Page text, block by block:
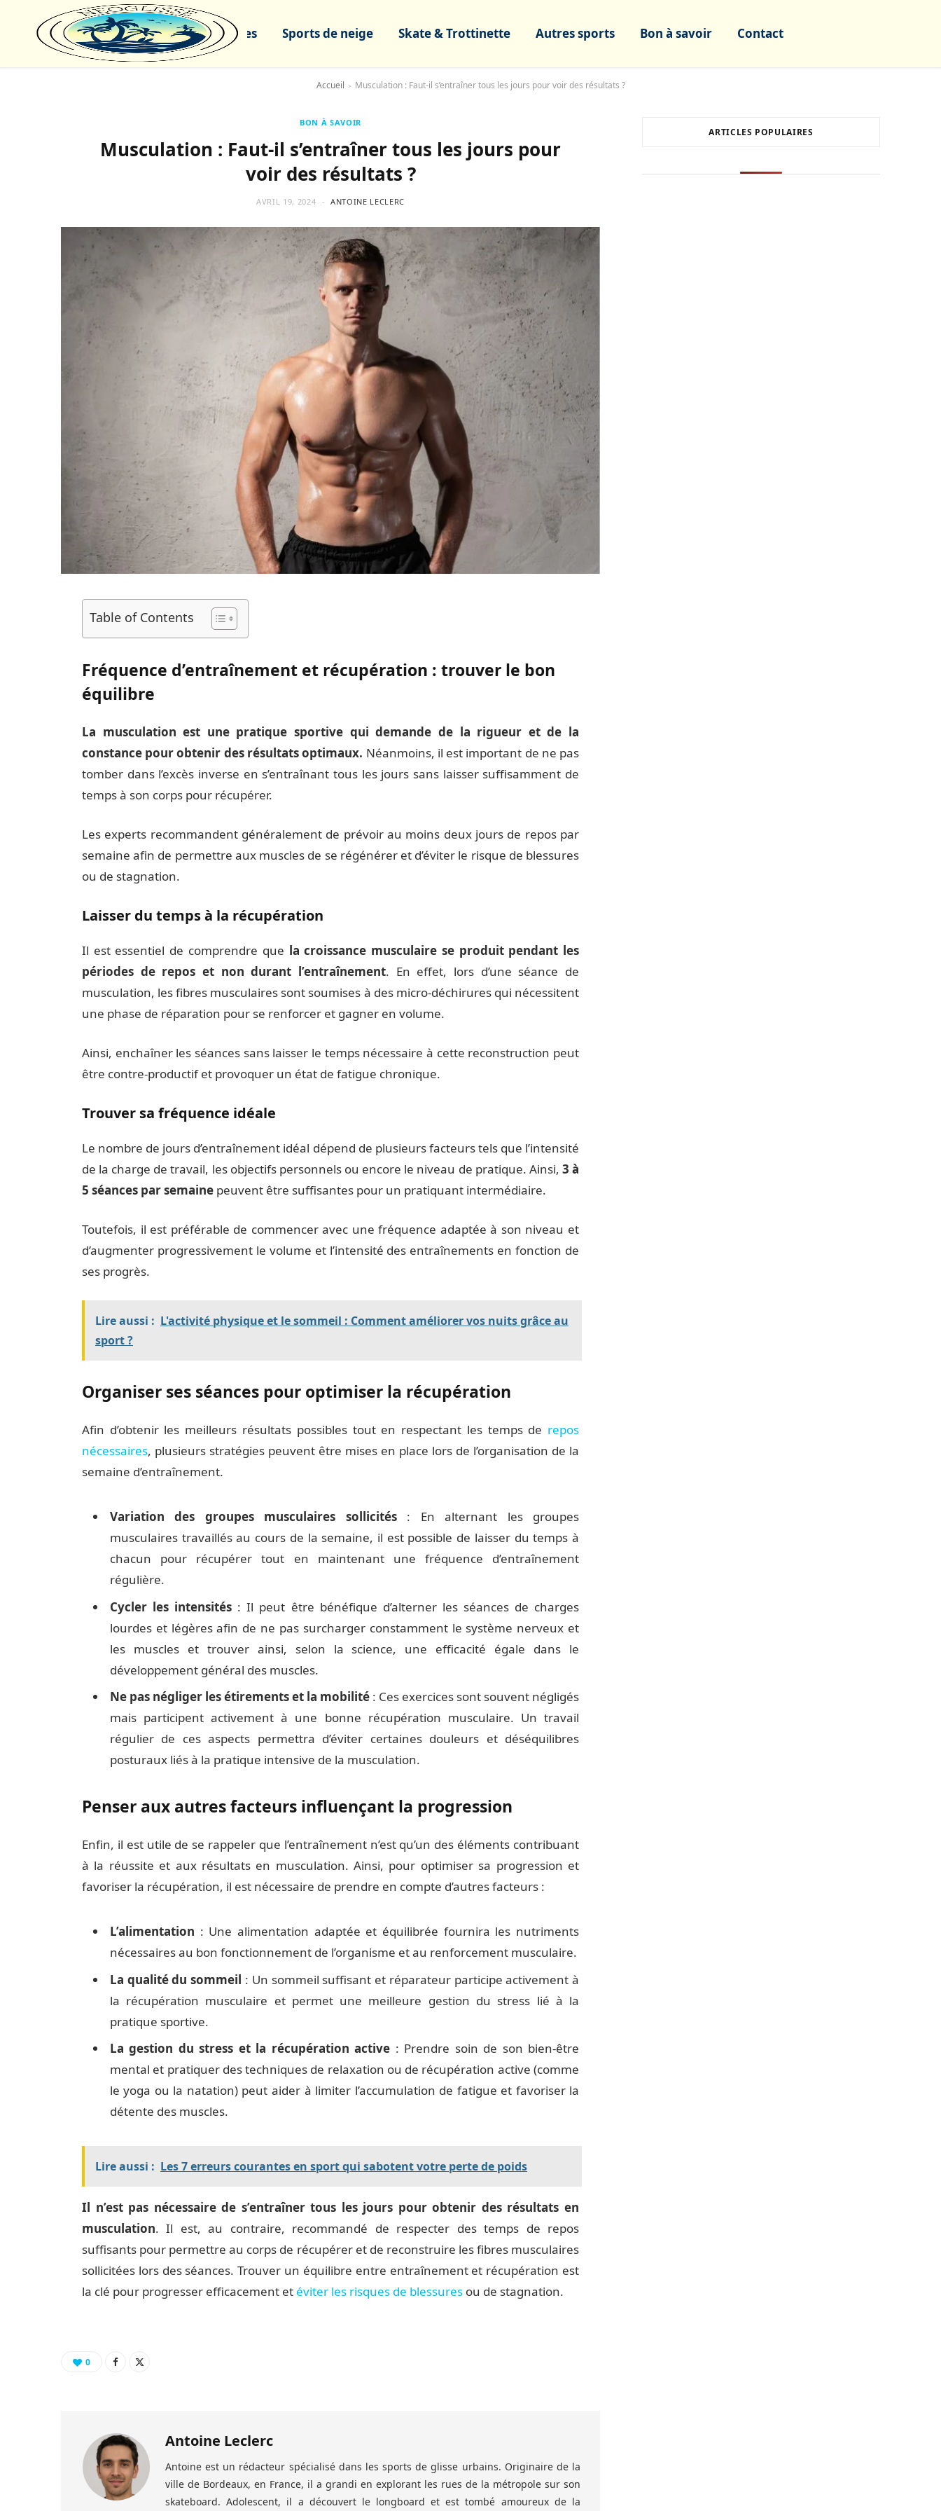
Sports nautiques Sports de neige Skate & Trottinette Autres sports Bon à savoir Contact
Accueil > Musculation : Faut-il s’entraîner tous les jours pour voir des résultats ?
BON À SAVOIR
Musculation : Faut-il s’entraîner tous les jours pour
voir des résultats ?
AVRIL 19, 2024 ANTOINE LECLERC
Table of Contents
Fréquence d’entraînement et récupération : trouver le bon
équilibre
La musculation est une pratique sportive qui demande de la rigueur et de la
constance pour obtenir des résultats optimaux. Néanmoins, il est important de ne pas
tomber dans l’excès inverse en s’entraînant tous les jours sans laisser suffisamment de
temps à son corps pour récupérer.
Les experts recommandent généralement de prévoir au moins deux jours de repos par
semaine afin de permettre aux muscles de se régénérer et d’éviter le risque de blessures
ou de stagnation.
Laisser du temps à la récupération
Il est essentiel de comprendre que la croissance musculaire se produit pendant les
périodes de repos et non durant l’entraînement. En effet, lors d’une séance de
musculation, les fibres musculaires sont soumises à des micro-déchirures qui nécessitent
une phase de réparation pour se renforcer et gagner en volume.
Ainsi, enchaîner les séances sans laisser le temps nécessaire à cette reconstruction peut
être contre-productif et provoquer un état de fatigue chronique.
Trouver sa fréquence idéale
Le nombre de jours d’entraînement idéal dépend de plusieurs facteurs tels que l’intensité
de la charge de travail, les objectifs personnels ou encore le niveau de pratique. Ainsi, 3 à
5 séances par semainepeuvent être suffisantes pour un pratiquant intermédiaire.
Toutefois, il est préférable de commencer avec une fréquence adaptée à son niveau et
d’augmenter progressivement le volume et l’intensité des entraînements en fonction de
ses progrès.
Lire aussi : L'activité physique et le sommeil : Comment améliorer vos nuits grâce au
sport ?
Organiser ses séances pour optimiser la récupération
Afin d’obtenir les meilleurs résultats possibles tout en respectant les temps de repos
nécessaires, plusieurs stratégies peuvent être mises en place lors de l’organisation de la
semaine d’entraînement.
Variation des groupes musculaires sollicités: En alternant les groupes
musculaires travaillés au cours de la semaine, il est possible de laisser du temps à
chacun pour récupérer tout en maintenant une fréquence d’entraînement
régulière.
Cycler les intensités : Il peut être bénéfique d’alterner les séances de charges
lourdes et légères afin de ne pas surcharger constamment le système nerveux et
les muscles et trouver ainsi, selon la science, une efficacité égale dans le
développement général des muscles.
Ne pas négliger les étirements et la mobilité : Ces exercices sont souvent négligés
mais participent activement à une bonne récupération musculaire. Un travail
régulier de ces aspects permettra d’éviter certaines douleurs et déséquilibres
posturaux liés à la pratique intensive de la musculation.
Penser aux autres facteurs influençant la progression
Enfin, il est utile de se rappeler que l’entraînement n’est qu’un des éléments contribuant
à la réussite et aux résultats en musculation. Ainsi, pour optimiser sa progression et
favoriser la récupération, il est nécessaire de prendre en compte d’autres facteurs :
L’alimentation : Une alimentation adaptée et équilibrée fournira les nutriments
nécessaires au bon fonctionnement de l’organisme et au renforcement musculaire.
La qualité du sommeil : Un sommeil suffisant et réparateur participe activement à
la récupération musculaire et permet une meilleure gestion du stress lié à la
pratique sportive.
La gestion du stress et la récupération active : Prendre soin de son bien-être
mental et pratiquer des techniques de relaxation ou de récupération active (comme
le yoga ou la natation) peut aider à limiter l’accumulation de fatigue et favoriser la
détente des muscles.
Lire aussi : Les 7 erreurs courantes en sport qui sabotent votre perte de poids
Il n’est pas nécessaire de s’entraîner tous les jours pour obtenir des résultats en
musculation. Il est, au contraire, recommandé de respecter des temps de repos
suffisants pour permettre au corps de récupérer et de reconstruire les fibres musculaires
sollicitées lors des séances. Trouver un équilibre entre entraînement et récupération est
la clé pour progresser efficacement et éviter les risques de blessuresou de stagnation.
0
Antoine Leclerc
Antoine est un rédacteur spécialisé dans les sports de glisse urbains. Originaire de la
ville de Bordeaux, en France, il a grandi en explorant les rues de la métropole sur son
skateboard. Adolescent, il a découvert le longboard et est tombé amoureux de la
ARTICLES POPULAIRES